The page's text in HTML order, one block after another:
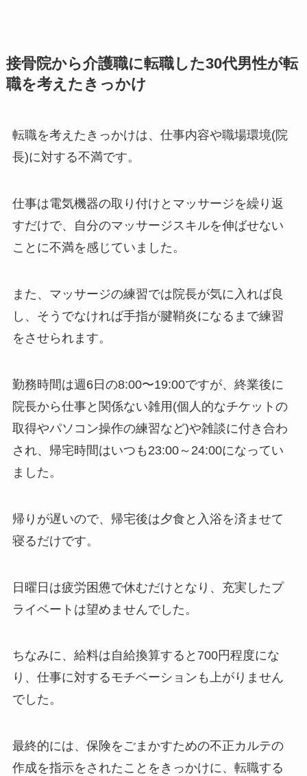
接骨院から介護職に転職した30代男性が転
職を考えたきっかけ
転職を考えたきっかけは、仕事内容や職場環境(院
長)に対する不満です。
仕事は電気機器の取り付けとマッサージを繰り返
すだけで、自分のマッサージスキルを伸ばせない
ことに不満を感じていました。
また、マッサージの練習では院長が気に入れば良
し、そうでなければ手指が腱鞘炎になるまで練習
をさせられます。
勤務時間は週6日の8:00〜19:00ですが、終業後に
院長から仕事と関係ない雑用(個人的なチケットの
取得やパソコン操作の練習など)や雑談に付き合わ
され、帰宅時間はいつも23:00～24:00になってい
ました。
帰りが遅いので、帰宅後は夕食と入浴を済ませて
寝るだけです。
日曜日は疲労困憊で休むだけとなり、充実したプ
ライベートは望めませんでした。
ちなみに、給料は自給換算すると700円程度にな
り、仕事に対するモチベーションも上がりません
でした。
最終的には、保険をごまかすための不正カルテの
作成を指示をされたことをきっかけに、転職する